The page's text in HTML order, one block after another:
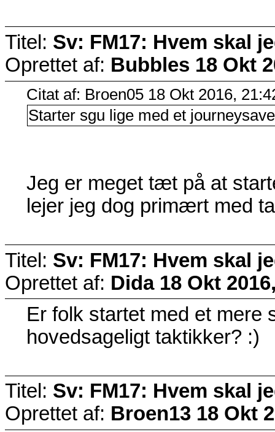
Titel: Sv: FM17: Hvem skal
Oprettet af: Bubbles 18 Okt
Citat af: Broen05 18 Okt 2016,
Starter sgu lige med et
Jeg er meget tæt på at
lejer jeg dog primært med
Titel: Sv: FM17: Hvem skal
Oprettet af: Dida 18 Okt
Er folk startet med et mere
hovedsageligt taktikker? :)
Titel: Sv: FM17: Hvem skal
Oprettet af: Broen13 18 Okt